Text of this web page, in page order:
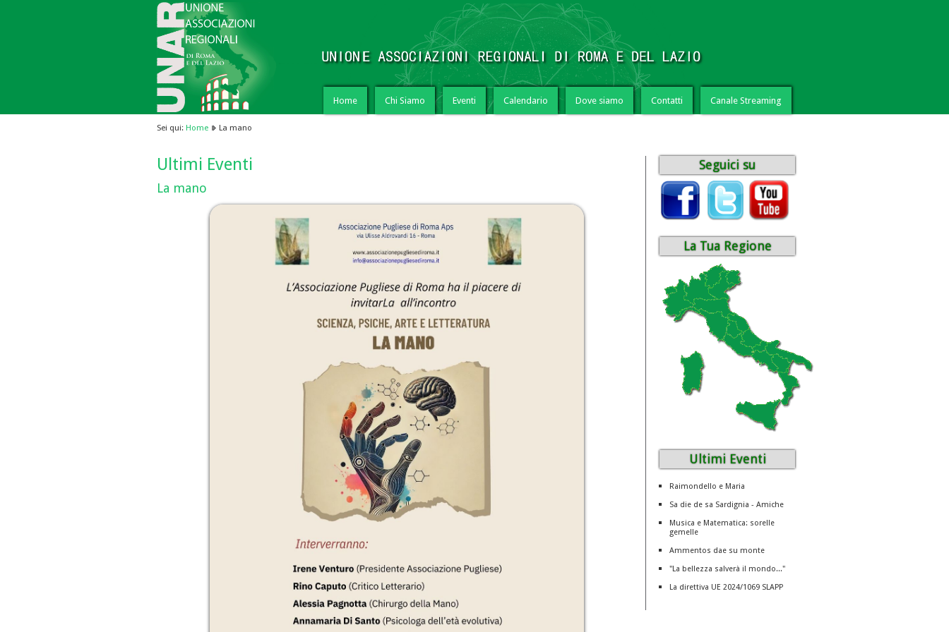
Home Chi Siamo Eventi Calendario Dove siamo Contatti Canale Streaming
Sei qui: Home La mano
Ultimi Eventi
La mano
Seguici su
La Tua Regione
Ultimi Eventi
Raimondello e Maria
Sa die de sa Sardignia - Amiche
Musica e Matematica: sorelle
gemelle
Ammentos dae su monte
"La bellezza salverà il mondo..."
La direttiva UE 2024/1069 SLAPP